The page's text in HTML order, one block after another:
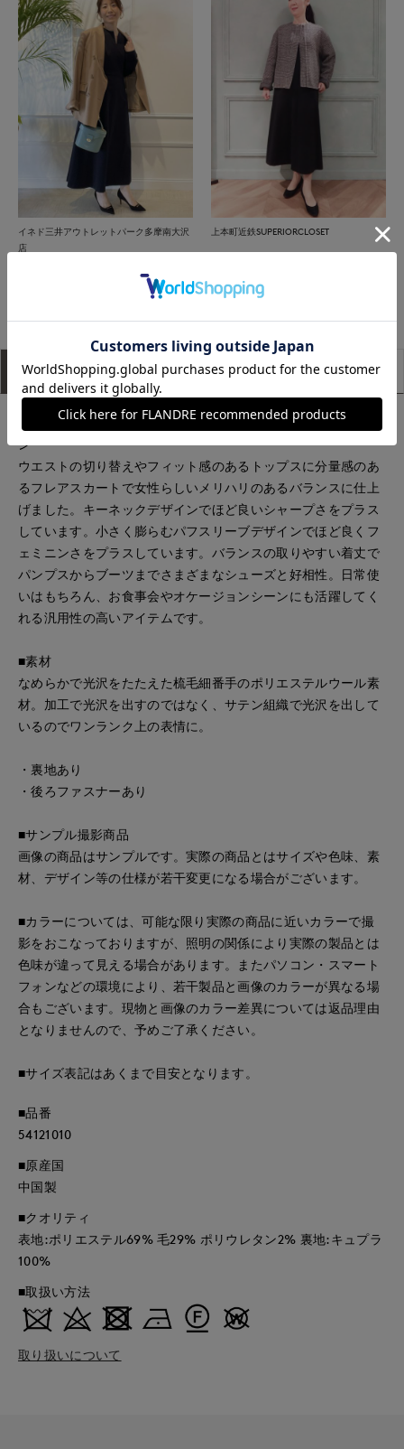
イネド三井アウトレットパーク多摩南大沢
店
上本町近鉄SUPERIORCLOSET
もっと見る
アイテム説明 サイズ詳細 購入レビュー
■デザイ
ウエストの切り替えやフィット感のあるトップスに分量感のあ
るフレアスカートで女性らしいメリハリのあるバランスに仕上
げました。キーネックデザインでほど良いシャープさをプラス
しています。小さく膨らむパフスリーブデザインでほど良くフ
ェミニンさをプラスしています。バランスの取りやすい着丈で
パンプスからブーツまでさまざまなシューズと好相性。日常使
いはもちろん、お食事会やオケージョンシーンにも活躍してく
れる汎用性の高いアイテムです。
■素材
なめらかで光沢をたたえた梳毛細番手のポリエステルウール素
材。加工で光沢を出すのではなく、サテン組織で光沢を出して
いるのでワンランク上の表情に。
・裏地あり
・後ろファスナーあり
■サンプル撮影商品
画像の商品はサンプルです。実際の商品とはサイズや色味、素
材、デザイン等の仕様が若干変更になる場合がございます。
■カラーについては、可能な限り実際の商品に近いカラーで撮
影をおこなっておりますが、照明の関係により実際の製品とは
色味が違って見える場合があります。またパソコン・スマート
フォンなどの環境により、若干製品と画像のカラーが異なる場
合もございます。現物と画像のカラー差異については返品理由
となりませんので、予めご了承ください。
■サイズ表記はあくまで目安となります。
■品番
54121010
■原産国
中国製
■クオリティ
表地:ポリエステル69% 毛29% ポリウレタン2% 裏地:キュプラ
100%
■取扱い方法
取り扱いについて